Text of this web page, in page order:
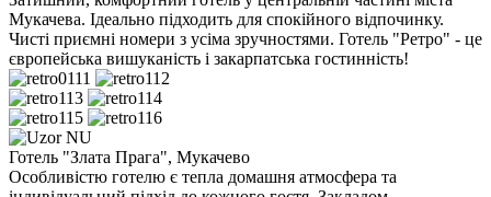
Мукачева. Ідеально підходить для спокійного відпочинку.
Чисті приємні номери з усіма зручностями. Готель "Ретро" - це
європейська вишуканість і закарпатська гостинність!
Готель "Злата Прага", Мукачево
Особливістю готелю є тепла домашня атмосфера та